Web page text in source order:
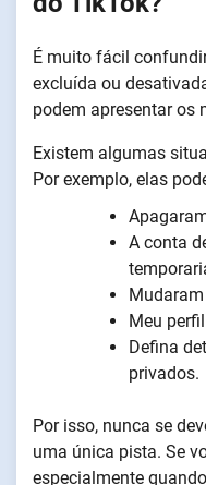
É muito fácil
excluída ou
podem apresentar os
Existem algumas
Por exemplo, elas
A conta
Meu
Defina
privados.
Por isso, nunca se
uma única pista. Se
especialmente